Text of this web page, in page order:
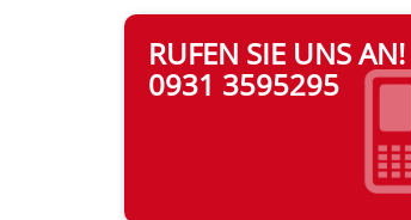
RUFEN SIE UNS AN!
0931 3595295